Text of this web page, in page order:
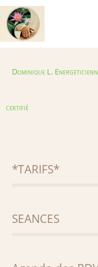
Dominique L.
certifié
Album
Livre d'or
*TARIFS*
TRILOGIES CURES DE
SEANCES